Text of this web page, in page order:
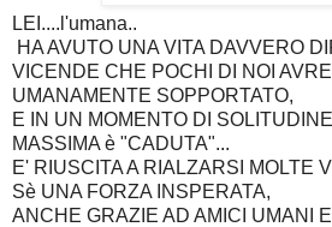
LEI....l'umana..
HA AVUTO UNA VITA DAVVERO
VICENDE CHE POCHI DI NOI
UMANAMENTE SOPPORTATO,
E IN UN MOMENTO DI
MASSIMA è "CADUTA"...
E' RIUSCITA A RIALZARSI MOLTE
Sè UNA FORZA INSPERATA,
ANCHE GRAZIE AD AMICI UMANI